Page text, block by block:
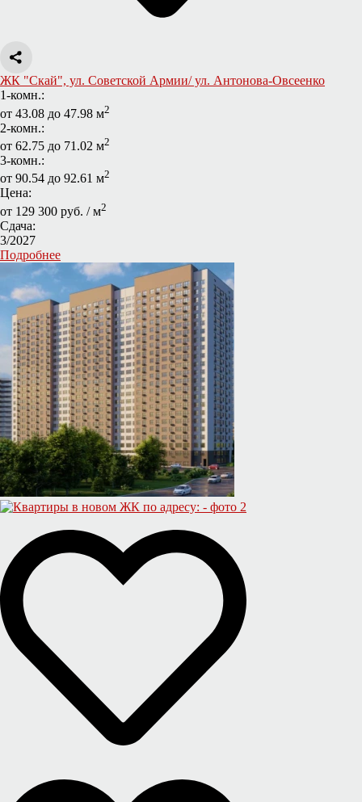
ЖК "Скай", ул. Советской Армии/ ул. Антонова-Овсеенко
1-комн.:
от 43.08 до 47.98 м2
2-комн.:
от 62.75 до 71.02 м2
3-комн.:
от 90.54 до 92.61 м2
Цена:
от 129 300 руб. / м2
Сдача:
3/2027
Подробнее